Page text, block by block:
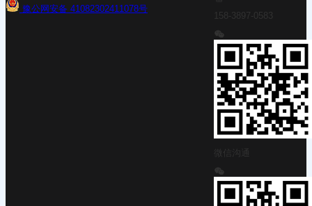
豫公网安备 41082302411078号
158-3897-0583
微信沟通